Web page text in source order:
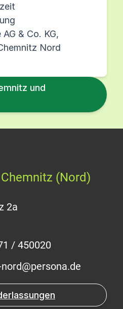
& Co. KG,
Nord
und
(Nord)
2a
/ 450020